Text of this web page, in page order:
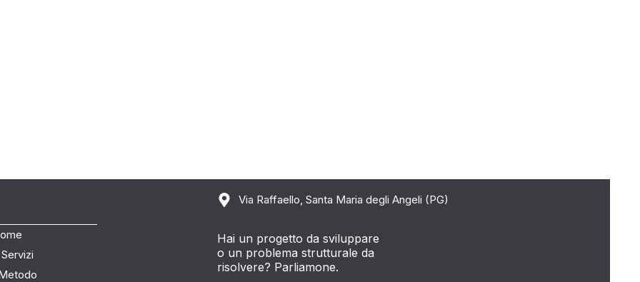
Servizi
Via Raffaello, Santa Maria degli Angeli (PG)
Hai un progetto da sviluppare
o un problema strutturale da
risolvere? Parliamone.